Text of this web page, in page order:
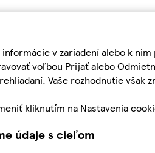
informácie v zariadení alebo k
voľbou Prijať alebo
Vaše rozhodnutie však
kliknutím na Nastavenia
údaje s cieľom